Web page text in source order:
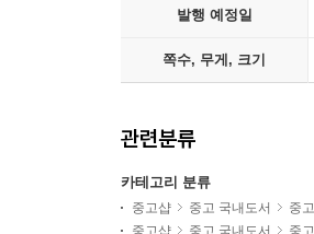
발행 예정일
쪽수, 무게, 크기
관련분류
카테고리 분류
중고샵 중고 국내도서 중
중고샵
중고 국내도서 중